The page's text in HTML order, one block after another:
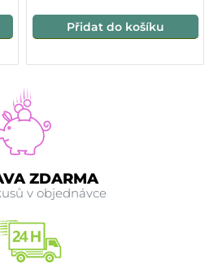
Přidat do košíku
ZDARMA
v objednávce